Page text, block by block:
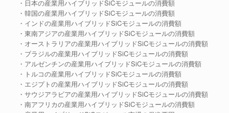
・日本の産業用ハイブリッドSiCモジュールの消費額
・韓国の産業用ハイブリッドSiCモジュールの消費額
・インドの産業用ハイブリッドSiCモジュールの消費額
・東南アジアの産業用ハイブリッドSiCモジュールの消費額
・オーストラリアの産業用ハイブリッドSiCモジュールの消費額
・ブラジルの産業用ハイブリッドSiCモジュールの消費額
・アルゼンチンの産業用ハイブリッドSiCモジュールの消費額
・トルコの産業用ハイブリッドSiCモジュールの消費額
・エジプトの産業用ハイブリッドSiCモジュールの消費額
・サウジアラビアの産業用ハイブリッドSiCモジュールの消費額
・南アフリカの産業用ハイブリッドSiCモジュールの消費額